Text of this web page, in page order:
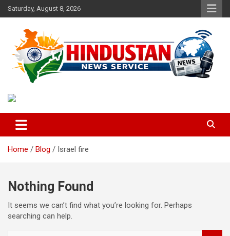
Skip
to
Saturday, August 8, 2026
Hindustan News Service
Home Blog Israel fire
Nothing Found
It seems we can’t find what you’re looking for. Perhaps
searching can help.